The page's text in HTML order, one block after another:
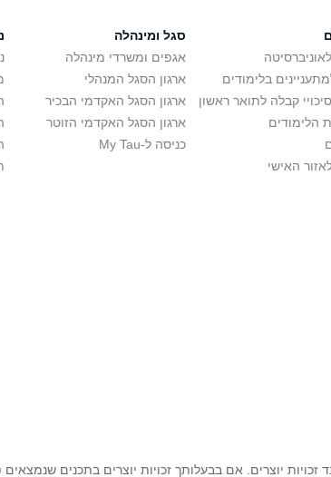
בלימודים
קבלה לתואר ראשון
הלימודים
האישי
סגל ומינהלה
אגפים ומשרדי מינהלה
ארגון הסגל המנהלי
ארגון הסגל האקדמי הבכיר
ארגון הסגל האקדמי הזוטר
כניסה ל-My Tau
יוצרים. אם בבעלותך זכויות יוצרים בתכנים